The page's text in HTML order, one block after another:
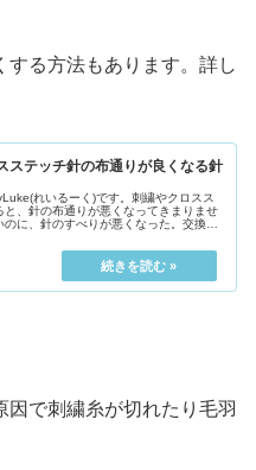
る方法もあります。詳し
ステッチ針の布通りが良くなる針
れいるーく)です。刺繍やクロスス
と、針の布通りが悪くなってきまりませ
のに、針のすべりが悪くなった。交換し
で刺繍糸が切れたり毛羽